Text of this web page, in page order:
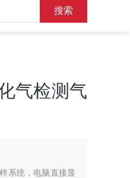
气检测气
系统，电脑直接显